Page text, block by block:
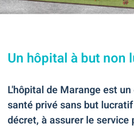
Un hôpital à but non
L'hôpital de Marange est
santé privé sans but
décret, à assurer le service